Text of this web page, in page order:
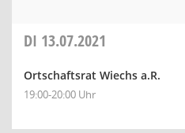
DI 13.07.2021
Ortschaftsrat Wiechs a.R.
19:00-20:00 Uhr